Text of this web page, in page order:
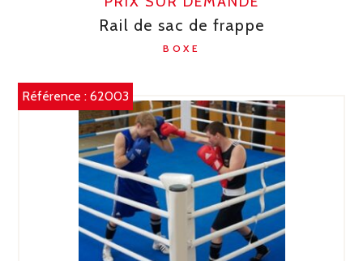
Rail de sac de frappe
BOXE
Référence :62003